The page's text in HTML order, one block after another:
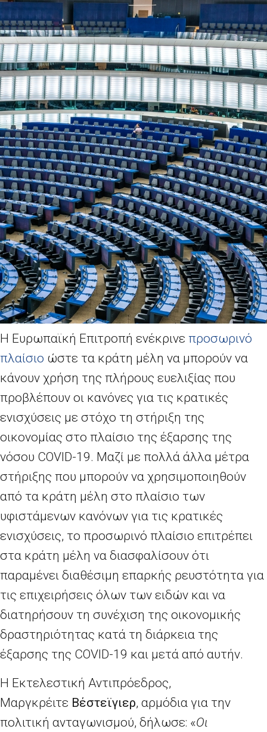
Η Ευρωπαϊκή Επιτροπή ενέκρινε προσωρινό
πλαίσιο ώστε τα κράτη μέλη να μπορούν να
κάνουν χρήση της πλήρους ευελιξίας που
προβλέπουν οι κανόνες για τις κρατικές
ενισχύσεις με στόχο τη στήριξη της
οικονομίας στο πλαίσιο της έξαρσης της
νόσου COVID-19. Μαζί με πολλά άλλα μέτρα
στήριξης που μπορούν να χρησιμοποιηθούν
από τα κράτη μέλη στο πλαίσιο των
υφιστάμενων κανόνων για τις κρατικές
ενισχύσεις, το προσωρινό πλαίσιο επιτρέπει
στα κράτη μέλη να διασφαλίσουν ότι
παραμένει διαθέσιμη επαρκής ρευστότητα για
τις επιχειρήσεις όλων των ειδών και να
διατηρήσουν τη συνέχιση της οικονομικής
δραστηριότητας κατά τη διάρκεια της
έξαρσης της COVID-19 και μετά από αυτήν.
Η Εκτελεστική Αντιπρόεδρος,
Μαργκρέιτε Βέστεϊγιερ, αρμόδια για την
πολιτική ανταγωνισμού, δήλωσε: «Οι